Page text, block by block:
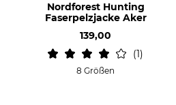
Nordforest Hunting
Faserpelzjacke Aker
139,00
1
8 Größen